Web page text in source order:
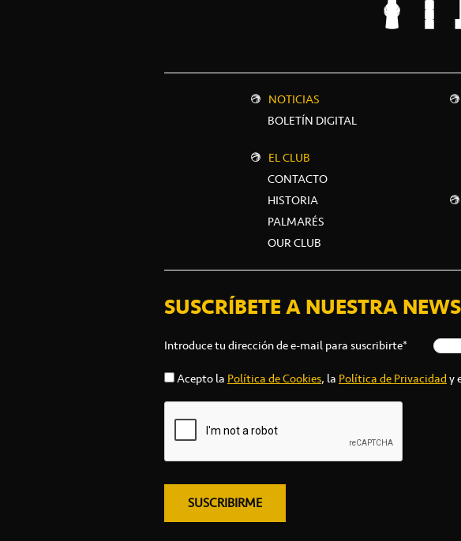
NOTICIAS
BOLETÍN DIGITAL
EL CLUB
CONTACTO
HISTORIA
PALMARÉS
OUR CLUB
SUSCRÍBETE A NUESTRA
Introduce tu dirección de e-mail para suscribirte*
Acepto laPolítica de Cookies, laPolítica de Privacidady